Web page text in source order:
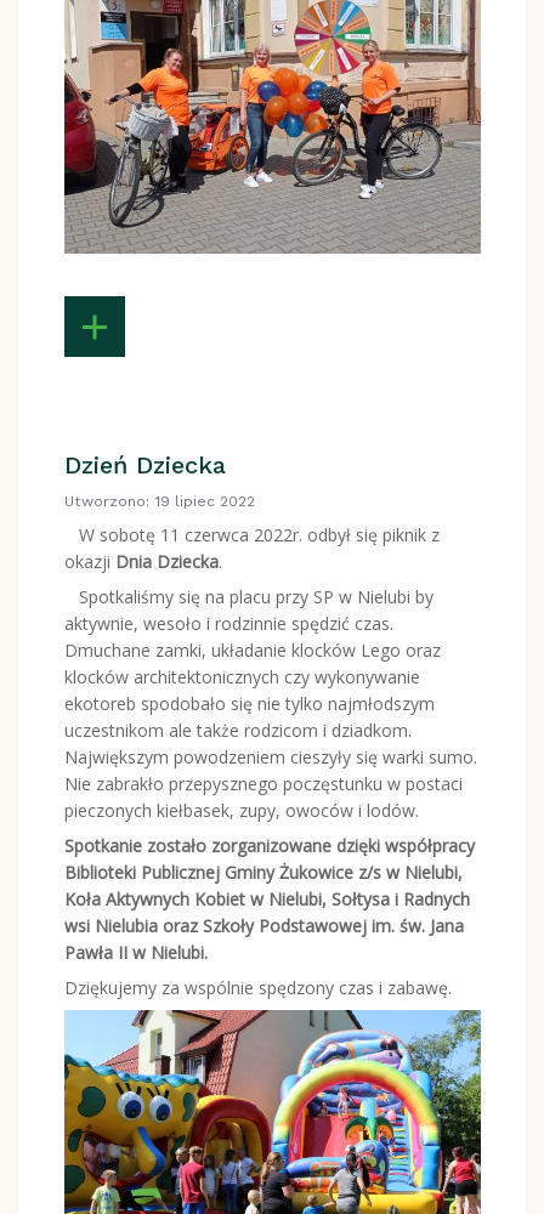
Dzień Dziecka
Utworzono: 19 lipiec 2022
W sobotę 11 czerwca 2022r. odbył się piknik z
okazji Dnia Dziecka.
Spotkaliśmy się na placu przy SP w Nielubi by
aktywnie, wesoło i rodzinnie spędzić czas.
Dmuchane zamki, układanie klocków Lego oraz
klocków architektonicznych czy wykonywanie
ekotoreb spodobało się nie tylko najmłodszym
uczestnikom ale także rodzicom i dziadkom.
Największym powodzeniem cieszyły się warki sumo.
Nie zabrakło przepysznego poczęstunku w postaci
pieczonych kiełbasek, zupy, owoców i lodów.
Spotkanie zostało zorganizowane dzięki współpracy
Biblioteki Publicznej Gminy Żukowice z/s w Nielubi,
Koła Aktywnych Kobiet w Nielubi, Sołtysa i Radnych
wsi Nielubia oraz Szkoły Podstawowej im. św. Jana
Pawła II w Nielubi.
Dziękujemy za wspólnie spędzony czas i zabawę.